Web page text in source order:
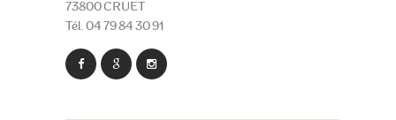
73800 CRUET
Tél. 04 79 84 30 91